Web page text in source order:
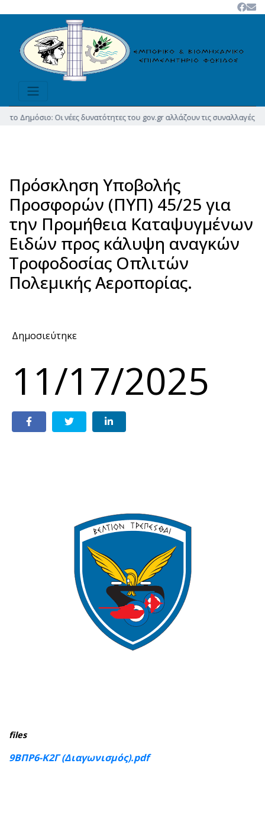
Οι νέες δυνατότητες του gov.gr αλλάζουν τις συναλλαγές μας. (5/
Πρόσκληση Υποβολής
Προσφορών (ΠΥΠ) 45/25 για
την Προμήθεια Καταψυγμένων
Ειδών προς κάλυψη αναγκών
Τροφοδοσίας Οπλιτών
Πολεμικής Αεροπορίας.
Δημοσιεύτηκε
11/17/2025
files
9ΒΠΡ6-Κ2Γ (Διαγωνισμός).pdf